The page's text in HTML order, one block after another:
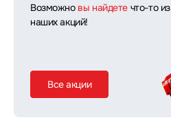
Возможно вы найдете что-то из
наших акций!
Все акции